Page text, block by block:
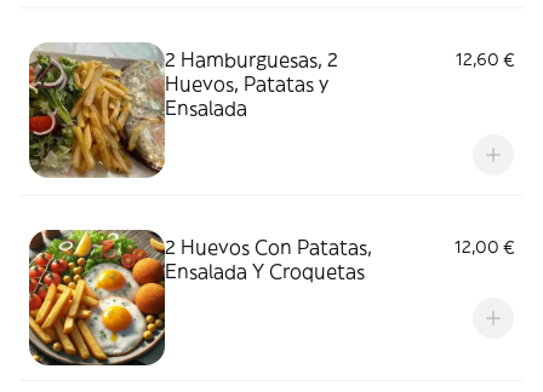
2 Hamburguesas, 2
Huevos, Patatas y
Ensalada
12,60 €
2 Huevos Con Patatas,
Ensalada Y Croquetas
12,00 €